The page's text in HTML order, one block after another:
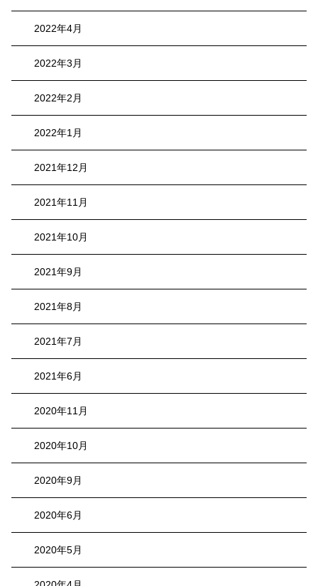
2022年4月
2022年3月
2022年2月
2022年1月
2021年12月
2021年11月
2021年10月
2021年9月
2021年8月
2021年7月
2021年6月
2020年11月
2020年10月
2020年9月
2020年6月
2020年5月